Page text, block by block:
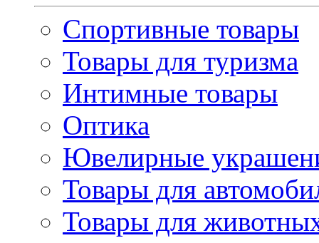
Спортивные товары
Товары для туризма
Интимные товары
Оптика
Ювелирные
Товары для
Товары для